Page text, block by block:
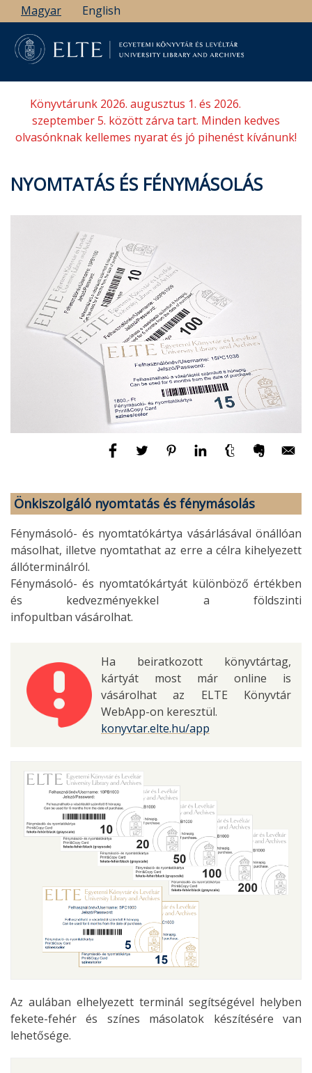
Ugrás
a
tartalomra
Magyar English
Könyvtárunk 2026. augusztus 1. és 2026.
szeptember 5. között zárva tart. Minden kedves
olvasónknak kellemes nyarat és jó pihenést kívánunk!
NYOMTATÁS ÉS FÉNYMÁSOLÁS
Önkiszolgáló nyomtatás és fénymásolás
Fénymásoló- és nyomtatókártya vásárlásával önállóan
másolhat, illetve nyomtathat az erre a célra kihelyezett
állóterminálról.
Fénymásoló- és nyomtatókártyát különböző értékben
és kedvezményekkel a földszinti
infopultban vásárolhat.
Ha beiratkozott könyvtártag,
kártyát most már online is
vásárolhat az ELTE Könyvtár
WebApp-on keresztül.
konyvtar.elte.hu/app
Az aulában elhelyezett terminál segítségével helyben
fekete-fehér és színes másolatok készítésére van
lehetősége.